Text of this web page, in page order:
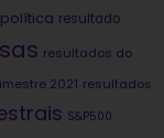
política resultado
resultados do
2021 resultados
S&P500